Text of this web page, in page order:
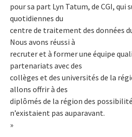
pour sa part Lyn Tatum, de CGI, qui
quotidiennes du
centre de traitement des données
Nous avons réussi à
recruter et à former une équipe
partenariats avec des
collèges et des universités de la
allons offrir à des
diplômés de la région des
n’existaient pas auparavant.
»